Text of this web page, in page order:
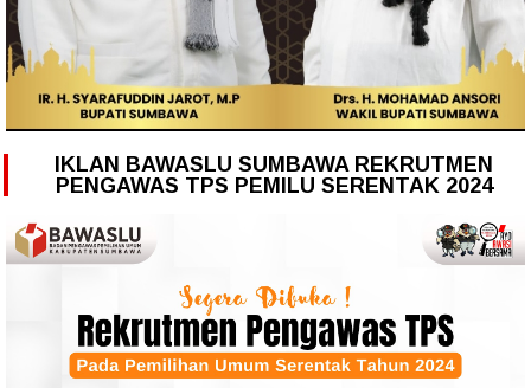
IKLAN BAWASLU SUMBAWA REKRUTMEN
PENGAWAS TPS PEMILU SERENTAK 2024